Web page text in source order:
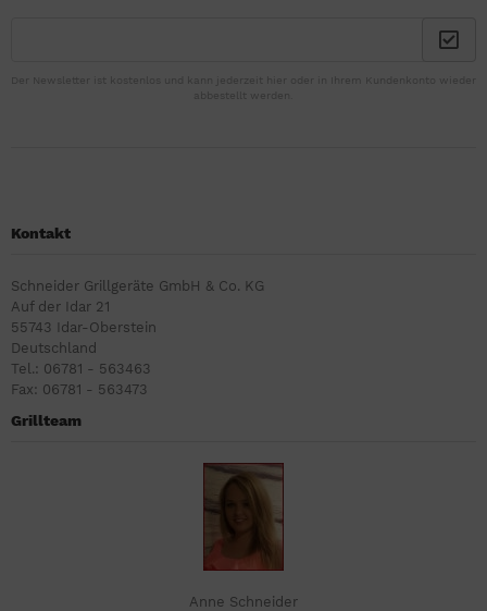
Der Newsletter ist kostenlos und kann jederzeit hier oder in Ihrem Kundenkonto wieder
abbestellt werden.
Kontakt
Schneider Grillgeräte GmbH & Co. KG
Auf der Idar 21
55743 Idar-Oberstein
Deutschland
Tel.: 06781 - 563463
Fax: 06781 - 563473
Grillteam
Anne Schneider